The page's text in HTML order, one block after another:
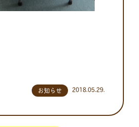
2018.05.29.
お知らせ